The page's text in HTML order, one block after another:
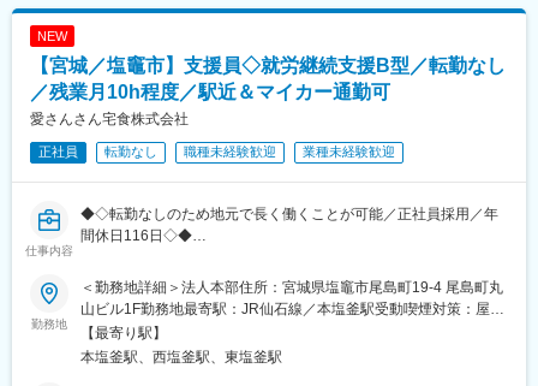
経営状況をヒアリングし、最適な支援策を提案するため、医薬品
卸や医療業界で培った知見がそのまま強みとして活かせます。商
材ありきではなく、「どうすればより良い薬局経営になるか」を
途入社ということもあり、中途入社の方でもすぐに馴染むことが
できる社風があります。家庭や育児に対する理解もありますの
また、担当エリアはそれぞれ決まっており、エリアによっては出
張が伴う場合もございます。
※例：名古屋拠点→東海・北陸エリアをカバー
NEW
【宮城／塩竈市】支援員◇就労継続支援B型／転勤なし
／残業月10h程度／駅近＆マイカー通勤可
愛さんさん宅食株式会社
正社員 転勤なし 職種未経験歓迎 業種未経験歓迎
仕事内容
◆◇転勤なしのため地元で長く働くことが可能／正社員採用／年
間休日116日◇◆
■業務概要：
就労支援事業の支援職を募集します。農作業、軽作業や事務作業
を行っており、送迎の運転業務もございます。
障がい・難病をお持ちの方々へのお仕事への支援等です。
勤務地
＜勤務地詳細＞法人本部住所：宮城県塩竈市尾島町19‐4 尾島町丸
山ビル1F勤務地最寄駅：JR仙石線／本塩釜駅受動喫煙対策：屋内
全面禁煙変更の範囲：会社の定める事業所
【最寄り駅】
本塩釜駅、西塩釜駅、東塩釜駅